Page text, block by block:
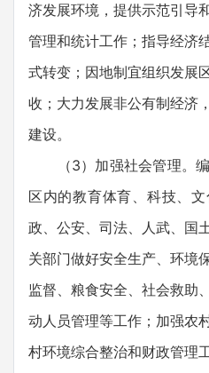
济发展环境，提供示范引导
管理和统计工作；指导经济
式转变；因地制宜组织发展
收；大力发展非公有制经济
建设。
（3）加强社会管理。编
区内的教育体育、科技、
政、公安、司法、人武、国
关部门做好安全生产、环境
监督、粮食安全、社会救助
动人员管理等工作；加强农
村环境综合整治和财政管理